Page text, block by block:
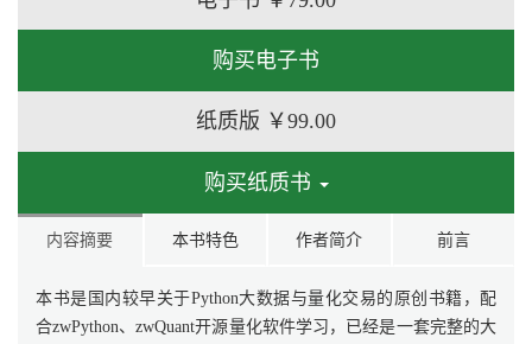
购买电子书
纸质版 ￥99.00
购买纸质书
内容摘要 本书特色 作者简介 前言
本书是国内较早关于Python大数据与量化交易的原创书籍，配
合zwPython、zwQuant开源量化软件学习，已经是一套完整的大